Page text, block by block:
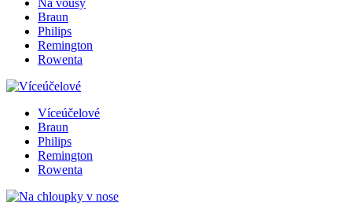
Na vousy
Braun
Philips
Remington
Rowenta
Víceúčelové
Braun
Philips
Remington
Rowenta